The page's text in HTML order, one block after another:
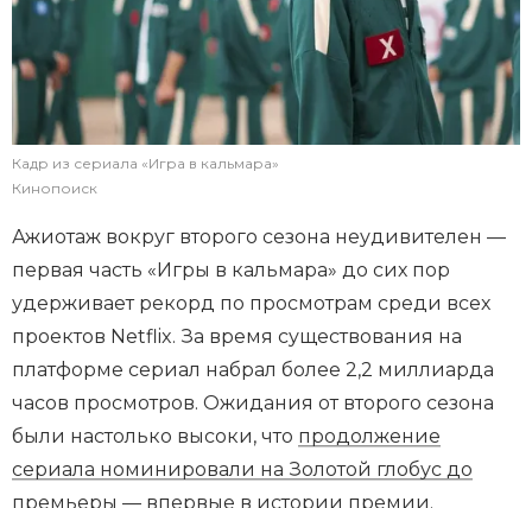
Кадр из сериала «Игра в кальмара»
Кинопоиск
Ажиотаж вокруг второго сезона неудивителен —
первая часть «Игры в кальмара» до сих пор
удерживает рекорд по просмотрам среди всех
проектов Netflix. За время существования на
платформе сериал набрал более 2,2 миллиарда
часов просмотров. Ожидания от второго сезона
были настолько высоки, что продолжение
сериала номинировали на Золотой глобус до
премьеры — впервые в истории премии.